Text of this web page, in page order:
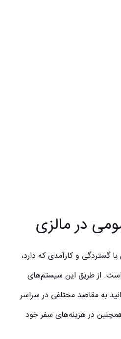
در مالزی
گستردگی و کارآمدی که دارد،
از طریق این سیستم‌های
به مقاصد مختلفی در سراسر
در هزینه‌های سفر خود